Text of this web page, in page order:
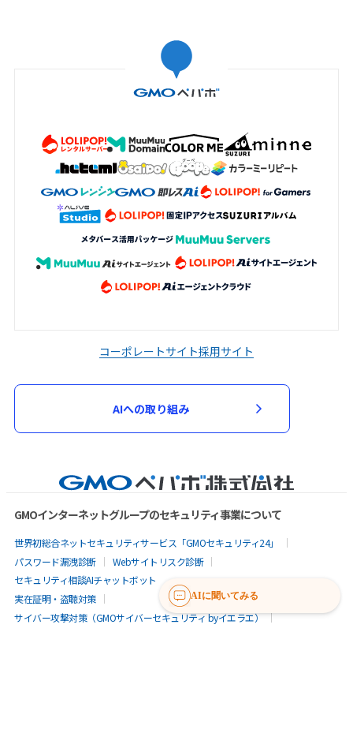
コーポレートサイト採用サイト
AIへの取り組み
GMOインターネットグループのセキュリティ事業について
世界初総合ネットセキュリティサービス「GMOセキュリティ24」
パスワード漏洩診断
Webサイトリスク診断
セキュリティ相談AIチャットボット
実在証明・盗聴対策
サイバー攻撃対策（GMOサイバーセキュリティ byイエラエ）
AIに聞いてみる